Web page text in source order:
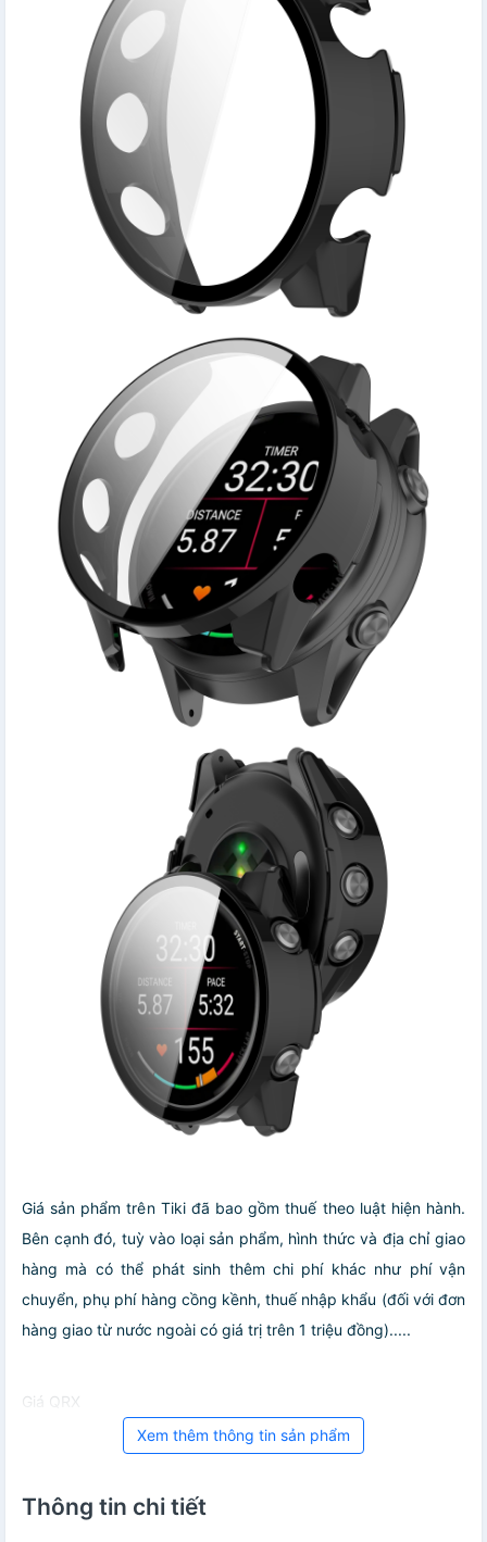
Giá sản phẩm trên Tiki đã bao gồm thuế theo luật hiện hành.
Bên cạnh đó, tuỳ vào loại sản phẩm, hình thức và địa chỉ giao
hàng mà có thể phát sinh thêm chi phí khác như phí vận
chuyển, phụ phí hàng cồng kềnh, thuế nhập khẩu (đối với đơn
hàng giao từ nước ngoài có giá trị trên 1 triệu đồng).....
Giá QRX
Xem thêm thông tin sản phẩm
Thông tin chi tiết